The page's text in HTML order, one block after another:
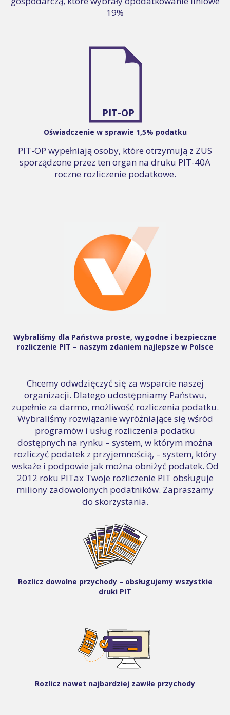
19%
PIT-OP
Oświadczenie w sprawie 1,5% podatku
PIT-OP wypełniają osoby, które otrzymują z ZUS
sporządzone przez ten organ na druku PIT-40A
roczne rozliczenie podatkowe.
Wybraliśmy dla Państwa proste, wygodne i bezpieczne
rozliczenie PIT – naszym zdaniem najlepsze w Polsce
Chcemy odwdzięczyć się za wsparcie naszej
organizacji. Dlatego udostępniamy Państwu,
zupełnie za darmo, możliwość rozliczenia podatku.
Wybraliśmy rozwiązanie wyróżniające się wśród
programów i usług rozliczenia podatku
dostępnych na rynku – system, w którym można
rozliczyć podatek z przyjemnością, – system, który
wskaże i podpowie jak można obniżyć podatek. Od
2012 roku PITax Twoje rozliczenie PIT obsługuje
miliony zadowolonych podatników. Zapraszamy
do skorzystania.
Rozlicz dowolne przychody – obsługujemy wszystkie
druki PIT
Rozlicz nawet najbardziej zawiłe przychody